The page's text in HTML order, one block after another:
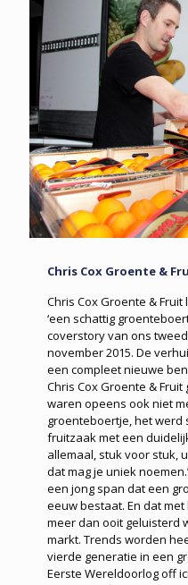
Chris Cox Groente &
Chris Cox Groente &
‘een schattig
coverstory van ons
november 2015. De
een compleet nieuwe
Chris Cox Groente &
waren opeens ook niet
groenteboertje, het werd
fruitzaak met een
allemaal, stuk voor stuk,
dat mag je uniek
een jong span dat een
eeuw bestaat. En dat
meer dan ooit geluisterd
markt. Trends worden
vierde generatie in een
Eerste Wereldoorlog off